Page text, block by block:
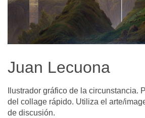
Juan Lecuona
Ilustrador gráfico de la circunstancia.
del collage rápido. Utiliza el arte/
de discusión.